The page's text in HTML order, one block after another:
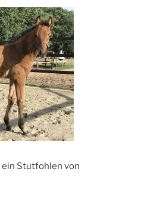
ein Stutfohlen von